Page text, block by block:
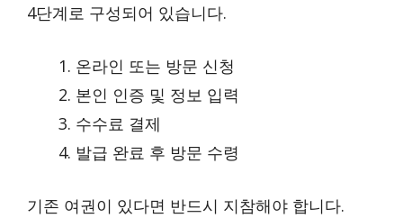
4단계로 구성되어 있습니다.
온라인 또는 방문 신청
본인 인증 및 정보 입력
수수료 결제
발급 완료 후 방문 수령
기존 여권이 있다면 반드시 지참해야 합니다.